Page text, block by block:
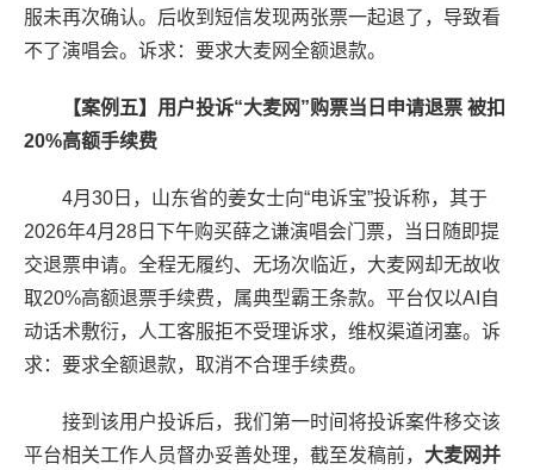
服未再次确认。后收到短信发现两张票一起退了，导致看
不了演唱会。诉求：要求大麦网全额退款。
【案例五】用户投诉“大麦网”购票当日申请退票 被扣
20%高额手续费
4月30日，山东省的姜女士向“电诉宝”投诉称，其于
2026年4月28日下午购买薛之谦演唱会门票，当日随即提
交退票申请。全程无履约、无场次临近，大麦网却无故收
取20%高额退票手续费，属典型霸王条款。平台仅以AI自
动话术敷衍，人工客服拒不受理诉求，维权渠道闭塞。诉
求：要求全额退款，取消不合理手续费。
接到该用户投诉后，我们第一时间将投诉案件移交该
平台相关工作人员督办妥善处理，截至发稿前， 大麦网并